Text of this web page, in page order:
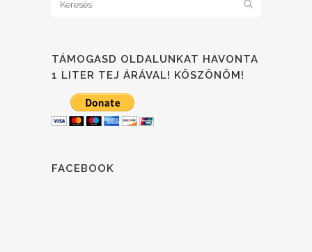
TÁMOGASD OLDALUNKAT HAVONTA
1 LITER TEJ ÁRÁVAL! KÖSZÖNÖM!
FACEBOOK